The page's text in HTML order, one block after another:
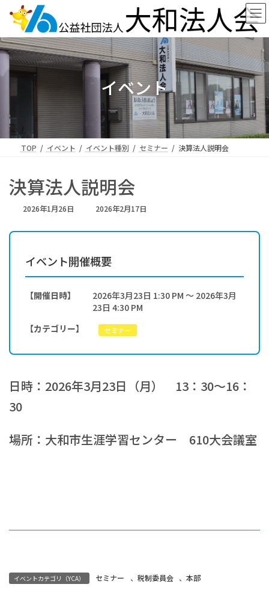
ン
ツ
ス
ー
シ
ン
イベント
TOP イベント イベント種別 セミナー 決算法人説明会
決算法人説明会
2026年1月26日
最
更
時
2026年2月17日
イベント開催概要
【開催日時】
2026年3月23日 1:30 PM ～ 2026年3月
23日 4:30 PM
【カテゴリー】
セミナー
日時：2026年3月23日（月） 13：30～16：
30
場所：大和市生涯学習センター 610大会議室
イベントカテゴリ（YCA） セミナー 、 税制委員会 、本部